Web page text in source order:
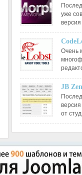
уже
Очень
JB
от